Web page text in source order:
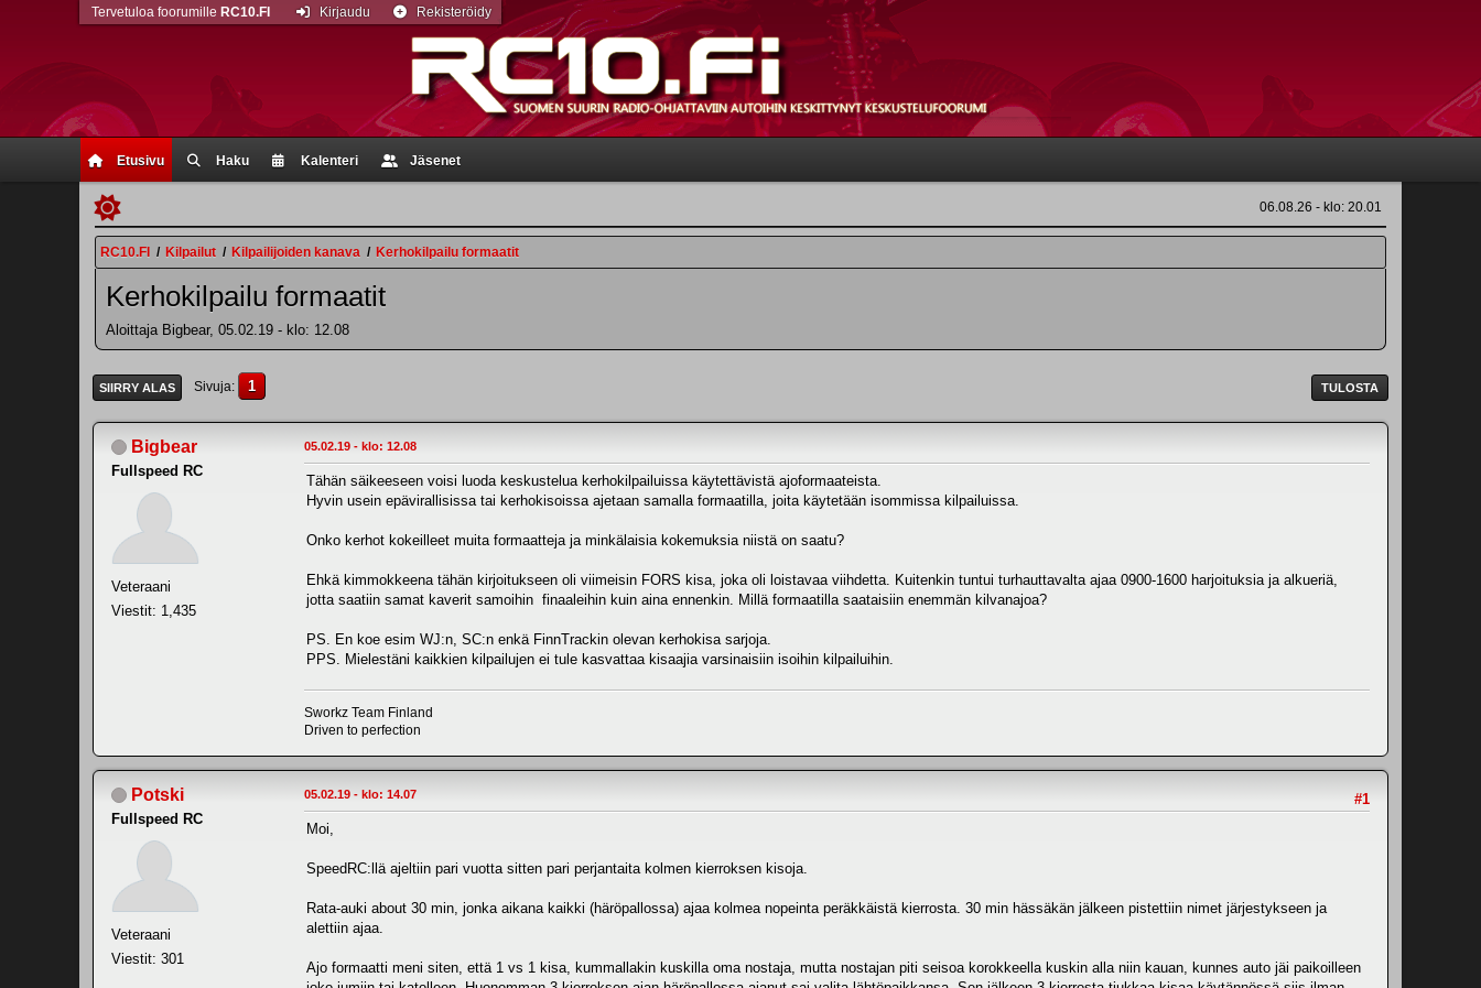
Etusivu Haku Kalenteri Jäsenet
Tervetuloa foorumille RC10.FI Kirjaudu Rekisteröidy
06.08.26 - klo: 20.01
RC10.FI / Kilpailut / Kilpailijoiden kanava / Kerhokilpailu formaatit
Kerhokilpailu formaatit
Aloittaja Bigbear, 05.02.19 - klo: 12.08
TULOSTA
SIIRRY ALAS Sivuja 1
Bigbear
Fullspeed RC
Veteraani
Viestit: 1,435
05.02.19 - klo: 12.08
Tähän säikeeseen voisi luoda keskustelua kerhokilpailuissa käytettävistä ajoformaateista.
Hyvin usein epävirallisissa tai kerhokisoissa ajetaan samalla formaatilla, joita käytetään isommissa kilpailuissa.
Onko kerhot kokeilleet muita formaatteja ja minkälaisia kokemuksia niistä on saatu?
Ehkä kimmokkeena tähän kirjoitukseen oli viimeisin FORS kisa, joka oli loistavaa viihdetta. Kuitenkin tuntui turhauttavalta ajaa 0900-1600 harjoituksia ja alkueriä,
jotta saatiin samat kaverit samoihin finaaleihin kuin aina ennenkin. Millä formaatilla saataisiin enemmän kilvanajoa?
PS. En koe esim WJ:n, SC:n enkä FinnTrackin olevan kerhokisa sarjoja.
PPS. Mielestäni kaikkien kilpailujen ei tule kasvattaa kisaajia varsinaisiin isoihin kilpailuihin.
Sworkz Team Finland
Driven to perfection
Potski
Fullspeed RC
Veteraani
Viestit: 301
#1
05.02.19 - klo: 14.07
Moi,
SpeedRC:llä ajeltiin pari vuotta sitten pari perjantaita kolmen kierroksen kisoja.
Rata-auki about 30 min, jonka aikana kaikki (häröpallossa) ajaa kolmea nopeinta peräkkäistä kierrosta. 30 min hässäkän jälkeen pistettiin nimet järjestykseen ja
alettiin ajaa.
Ajo formaatti meni siten, että 1 vs 1 kisa, kummallakin kuskilla oma nostaja, mutta nostajan piti seisoa korokkeella kuskin alla niin kauan, kunnes auto jäi paikoilleen